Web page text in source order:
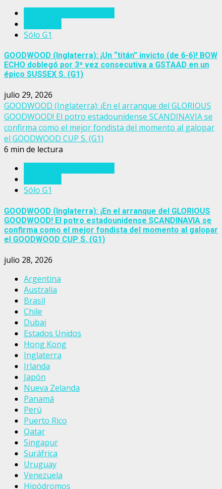
Sólo G1
GOODWOOD (Inglaterra): ¡Un “titán” invicto (de 6-6)! BOW
ECHO doblegó por 3ª vez consecutiva a GSTAAD en un
épico SUSSEX S. (G1)
julio 29, 2026
GOODWOOD (Inglaterra): ¡En el arranque del GLORIOUS
GOODWOOD! El potro estadounidense SCANDINAVIA se
confirma como el mejor fondista del momento al galopar
el GOODWOOD CUP S. (G1)
6 min de lectura
Sólo G1
GOODWOOD (Inglaterra): ¡En el arranque del GLORIOUS
GOODWOOD! El potro estadounidense SCANDINAVIA se
confirma como el mejor fondista del momento al galopar
el GOODWOOD CUP S. (G1)
julio 28, 2026
Argentina
Australia
Brasil
Chile
Dubai
Estados Unidos
Hong Kong
Inglaterra
Irlanda
Japón
Nueva Zelanda
Panamá
Perú
Puerto Rico
Qatar
Singapur
Suráfrica
Uruguay
Venezuela
Hipódromos